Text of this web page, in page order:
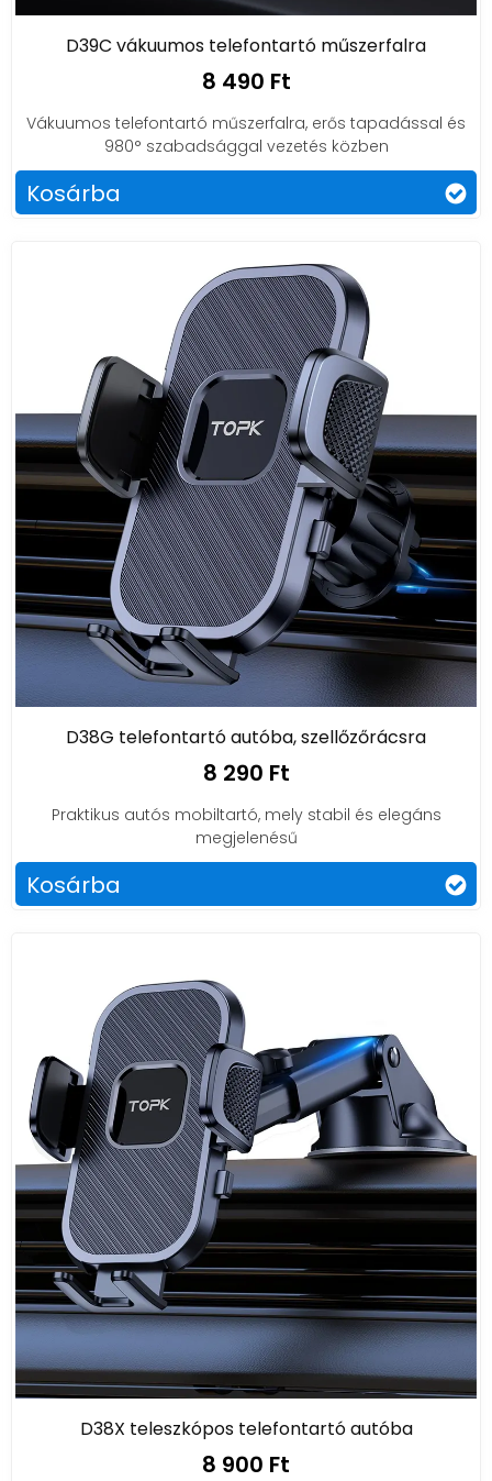
D39C vákuumos telefontartó műszerfalra
8 490 Ft
Vákuumos telefontartó műszerfalra, erős tapadással és
980° szabadsággal vezetés közben
Kosárba
D38G telefontartó autóba, szellőzőrácsra
8 290 Ft
Praktikus autós mobiltartó, mely stabil és elegáns
megjelenésű
Kosárba
D38X teleszkópos telefontartó autóba
8 900 Ft